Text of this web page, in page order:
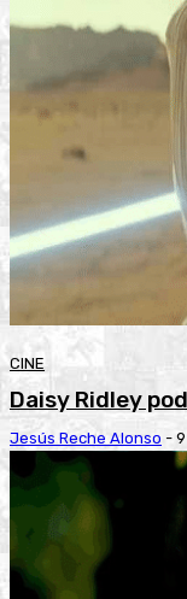
CINE
Daisy Ridley
Jesús Reche Alonso -